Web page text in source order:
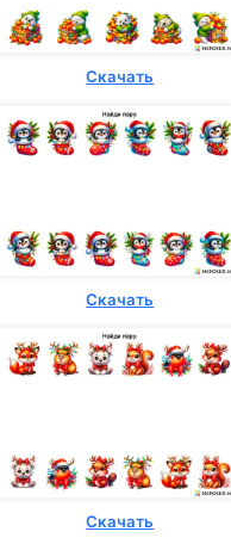
Скачать
Скачать
Скачать